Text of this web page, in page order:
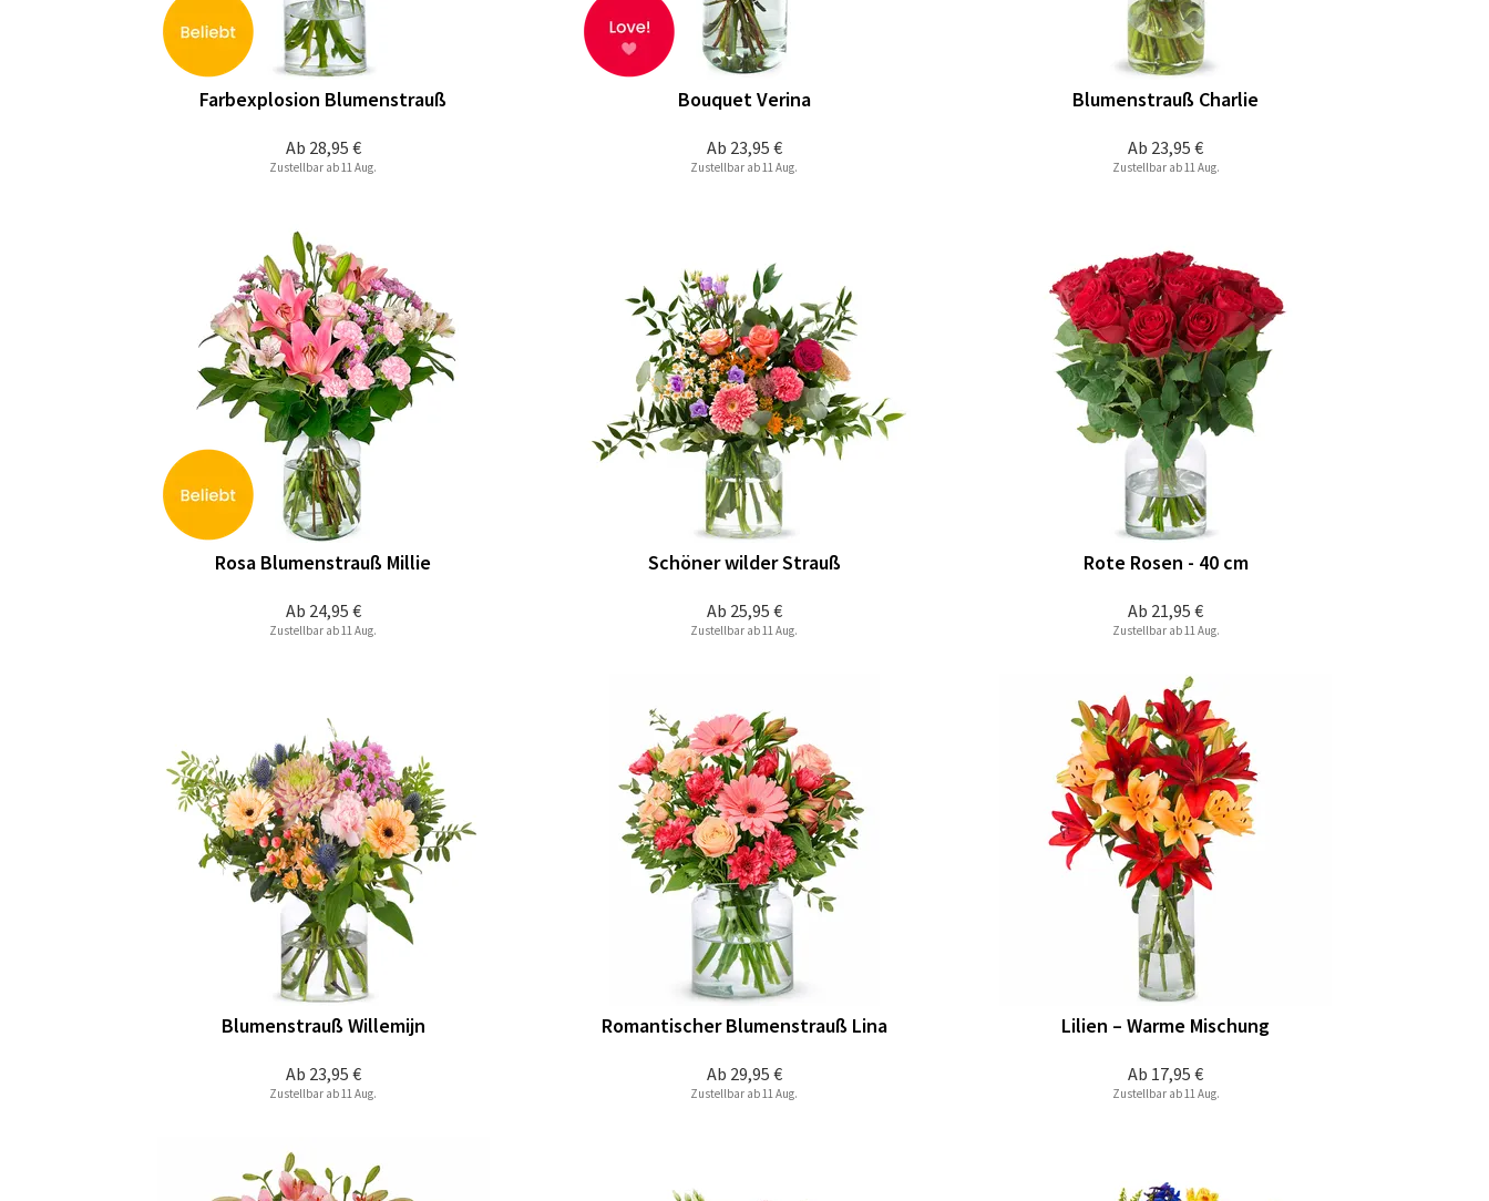
Ab 28,95 €
Farbexplosion Blumenstrauß
Zustellbar ab 11 Aug.
Ab 23,95 €
Bouquet Verina
Zustellbar ab 11 Aug.
Ab 23,95 €
Blumenstrauß Charlie
Zustellbar ab 11 Aug.
Ab 24,95 €
Rosa Blumenstrauß Millie
Zustellbar ab 11 Aug.
Ab 25,95 €
Schöner wilder Strauß
Zustellbar ab 11 Aug.
Ab 21,95 €
Rote Rosen - 40 cm
Zustellbar ab 11 Aug.
Ab 23,95 €
Blumenstrauß Willemijn
Zustellbar ab 11 Aug.
Ab 29,95 €
Romantischer Blumenstrauß Lina
Zustellbar ab 11 Aug.
Ab 17,95 €
Lilien – Warme Mischung
Zustellbar ab 11 Aug.